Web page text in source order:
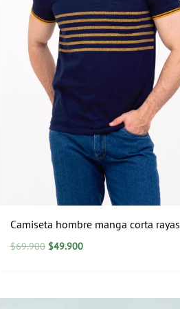
Camiseta hombre manga corta rayas
$69.900 $49.900